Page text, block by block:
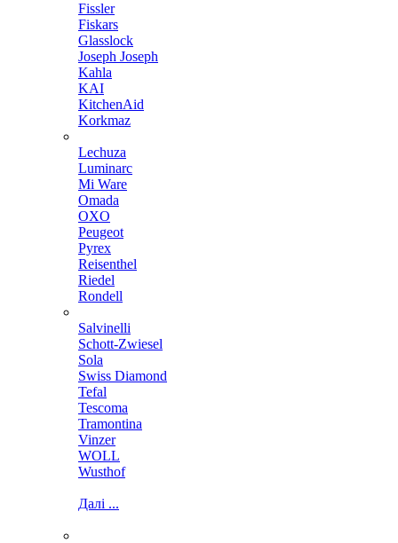
Fissler
Fiskars
Glasslock
Joseph Joseph
Kahla
KAI
KitchenAid
Korkmaz
Lechuza
Luminarc
Mi Ware
Omada
OXO
Peugeot
Pyrex
Reisenthel
Riedel
Rondell
Salvinelli
Schott-Zwiesel
Sola
Swiss Diamond
Tefal
Tescoma
Tramontina
Vinzer
WOLL
Wusthof
Далі ...